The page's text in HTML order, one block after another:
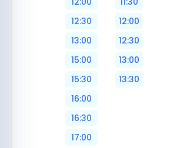
12:30
13:00
15:00
15:30
16:00
16:30
17:00
12:00
12:30
13:00
13:30